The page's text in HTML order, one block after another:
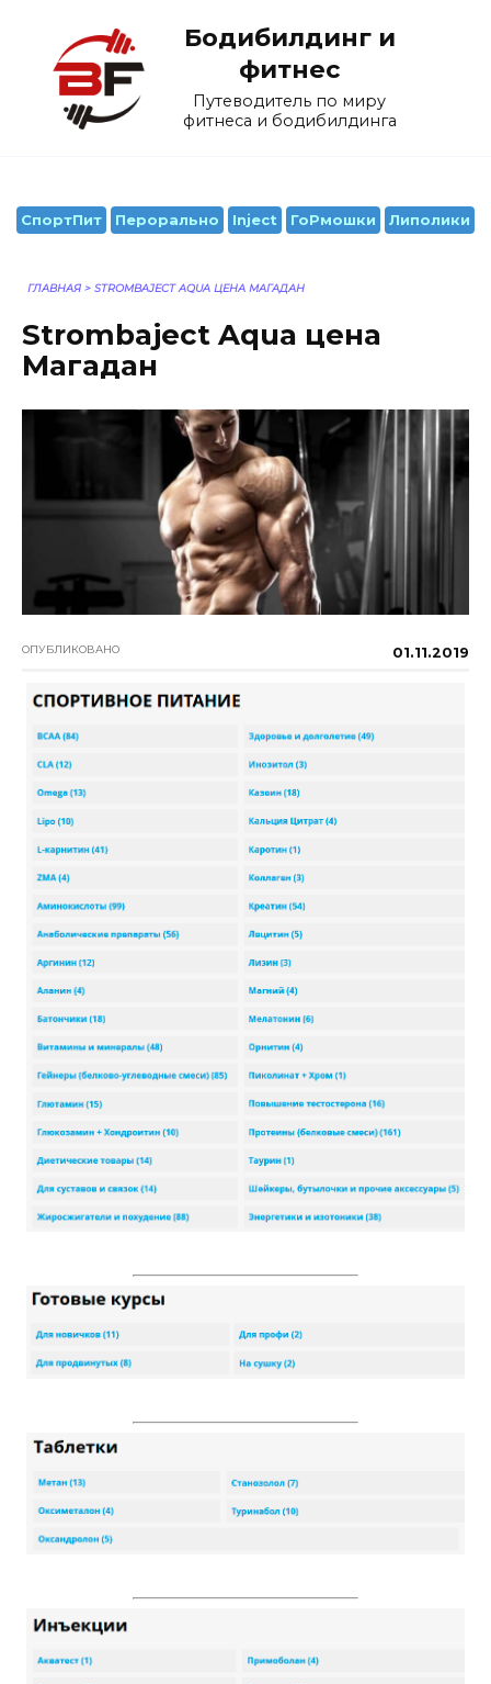
содержанию
Бодибилдинг и
фитнес
Путеводитель по миру
фитнеса и бодибилдинга
СпортПит Перорально Inject ГоРмошки Липолики
ГЛАВНАЯ > STROMBAJECT AQUA ЦЕНА МАГАДАН
Strombaject Aqua цена
Магадан
ОПУБЛИКОВАНО 01.11.2019